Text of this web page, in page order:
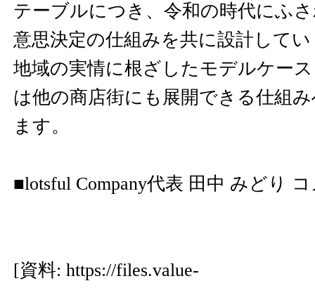
テーブルにつき、令和の時代にふ
意思決定の仕組みを共に設計して
地域の実情に根ざしたモデルケー
は他の商店街にも展開できる仕組
ます。
■lotsful Company代表 田中 みどり
[資料: https://files.value-